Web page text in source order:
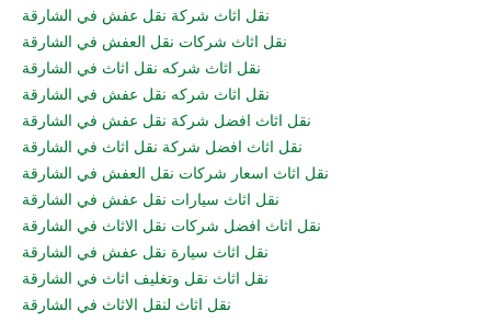
نقل اثاث شركة نقل عفش في الشارقة
نقل اثاث شركات نقل العفش في الشارقة
نقل اثاث شركه نقل اثاث في الشارقة
نقل اثاث شركه نقل عفش في الشارقة
نقل اثاث افضل شركة نقل عفش في الشارقة
نقل اثاث افضل شركة نقل اثاث في الشارقة
نقل اثاث اسعار شركات نقل العفش في الشارقة
نقل اثاث سيارات نقل عفش في الشارقة
نقل اثاث افضل شركات نقل الاثاث في الشارقة
نقل اثاث سيارة نقل عفش في الشارقة
نقل اثاث نقل وتغليف اثاث في الشارقة
نقل اثاث لنقل الاثاث في الشارقة